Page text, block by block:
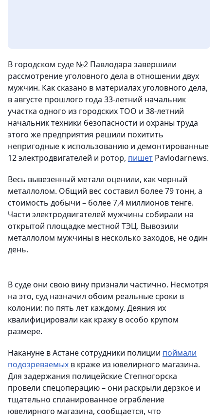
В городском суде №2 Павлодара завершили
рассмотрение уголовного дела в отношении двух
мужчин. Как сказано в материалах уголовного дела,
в августе прошлого года 33-летний начальник
участка одного из городских ТОО и 38-летний
начальник техники безопасности и охраны труда
этого же предприятия решили похитить
непригодные к использованию и демонтированные
12 электродвигателей и ротор, пишет Pavlodarnews.
Весь вывезенный металл оценили, как черный
металлолом. Общий вес составил более 79 тонн, а
стоимость добычи – более 7,4 миллионов тенге.
Части электродвигателей мужчины собирали на
открытой площадке местной ТЭЦ. Вывозили
металлолом мужчины в несколько заходов, не один
день.
В суде они свою вину признали частично. Несмотря
на это, суд назначил обоим реальные сроки в
колонии: по пять лет каждому. Деяния их
квалифицировали как кражу в особо крупом
размере.
Накануне в Астане сотрудники полиции поймали
подозреваемых в краже из ювелирного магазина.
Для задержания полицейские Степногорска
провели спецоперацию – они раскрыли дерзкое и
тщательно спланированное ограбление
ювелирного магазина, сообщается, что